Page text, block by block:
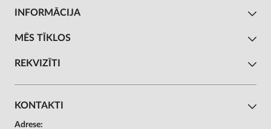
INFORMĀCIJA
MĒS TĪKLOS
REKVIZĪTI
KONTAKTI
Adrese: